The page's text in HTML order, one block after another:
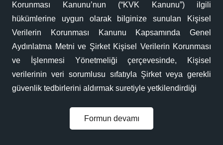
Korunması Kanunu’nun (“KVK Kanunu”) ilgili
hükümlerine uygun olarak bilginize sunulan Kişisel
Verilerin Korunması Kanunu Kapsamında Genel
Aydınlatma Metni ve Şirket Kişisel Verilerin Korunması
ve İşlenmesi Yönetmeliği çerçevesinde, Kişisel
verilerinin veri sorumlusu sıfatıyla Şirket veya gerekli
güvenlik tedbirlerini aldırmak suretiyle yetkilendirdiği
Formun devamı